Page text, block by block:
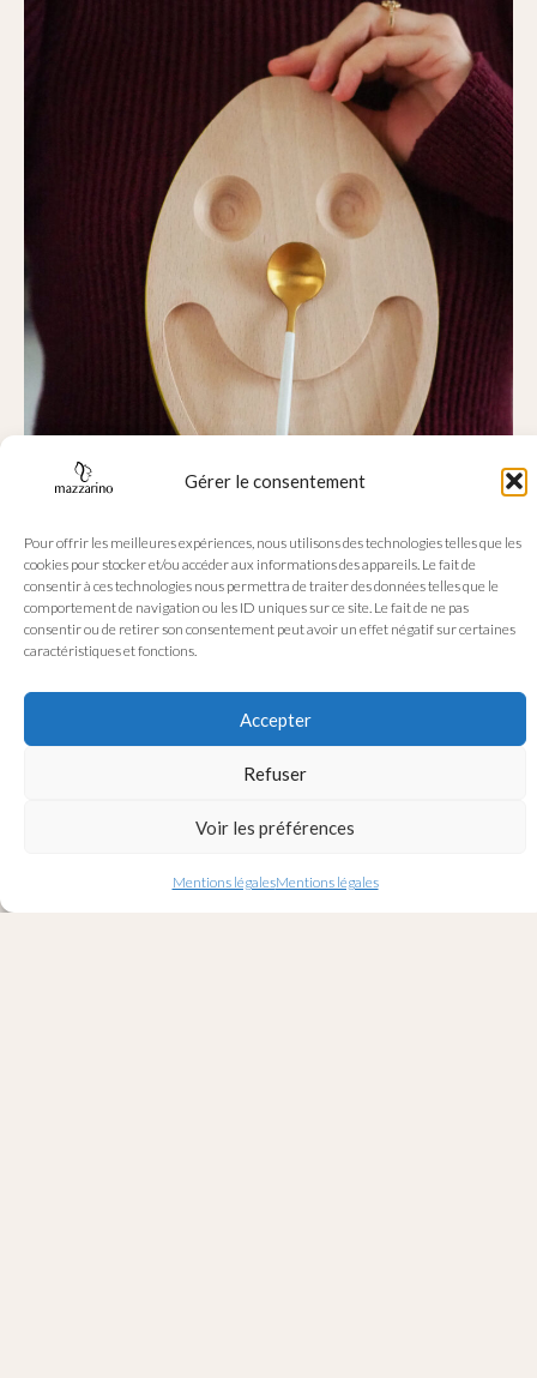
Gérer le consentement
Pour offrir les meilleures expériences, nous utilisons des technologies telles que les
cookies pour stocker et/ou accéder aux informations des appareils. Le fait de
consentir à ces technologies nous permettra de traiter des données telles que le
comportement de navigation ou les ID uniques sur ce site. Le fait de ne pas
consentir ou de retirer son consentement peut avoir un effet négatif sur certaines
caractéristiques et fonctions.
Accepter
Refuser
Voir les préférences
Mentions légalesMentions légales